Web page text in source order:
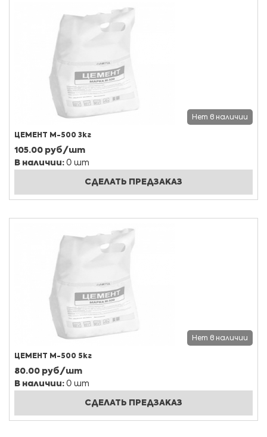
Нет в наличии
ЦЕМЕНТ М-500 3кг
105.00 руб/шт
В наличии: 0 шт
СДЕЛАТЬ ПРЕДЗАКАЗ
Нет в наличии
ЦЕМЕНТ М-500 5кг
80.00 руб/шт
В наличии: 0 шт
СДЕЛАТЬ ПРЕДЗАКАЗ